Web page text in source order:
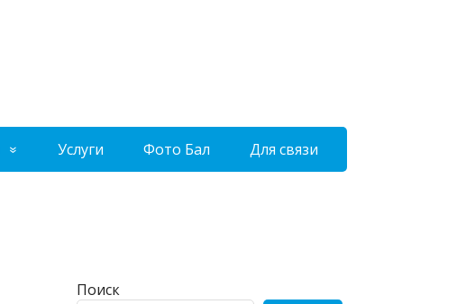
Услуги Фото Бал Для связи
Поиск